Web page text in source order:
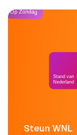
Steun WNL
Op Zondag
Stand van
Nederland